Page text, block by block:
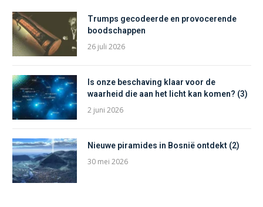
Trumps gecodeerde en provocerende
boodschappen
26 juli 2026
Is onze beschaving klaar voor de
waarheid die aan het licht kan komen? (3)
2 juni 2026
Nieuwe piramides in Bosnië ontdekt (2)
30 mei 2026